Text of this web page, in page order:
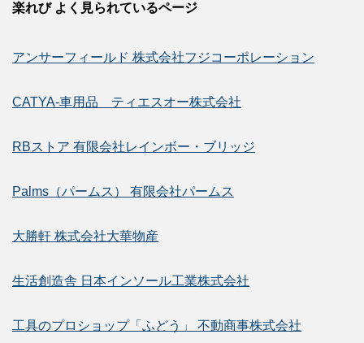
楽れび よく見られているページ
アンサーフィールド 株式会社フジコーポレーション
CATYA-車用品 ティエスオー株式会社
RBストア 有限会社レインボー・ブリッジ
Palms（パームス） 有限会社パームス
大勝軒 株式会社大華物産
生活創造舎 日本インソール工業株式会社
工具のプロショップ「ふどう」 不動商事株式会社